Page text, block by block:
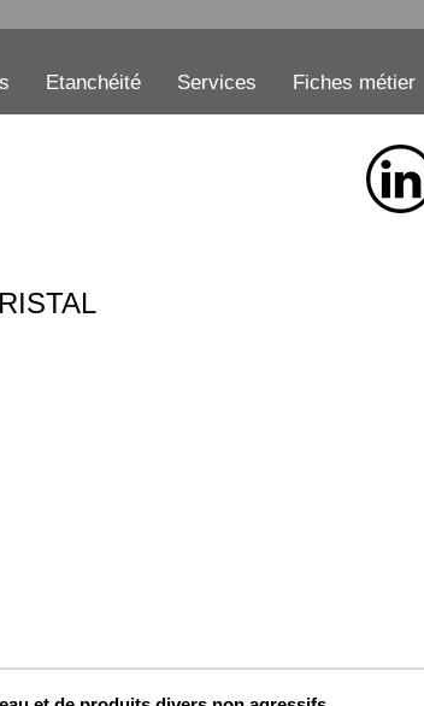
Etanchéité Services Fiches métier